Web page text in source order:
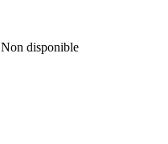
Non disponible